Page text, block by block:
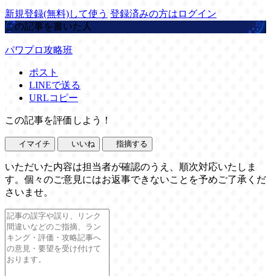
新規登録(無料)して使う 登録済みの方はログイン
この記事を書いた人
パワプロ攻略班
ポスト
LINEで送る
URLコピー
この記事を評価しよう！
イマイチ いいね 指摘する
いただいた内容は担当者が確認のうえ、順次対応いたしま
す。個々のご意見にはお返事できないことを予めご了承くだ
さいませ。